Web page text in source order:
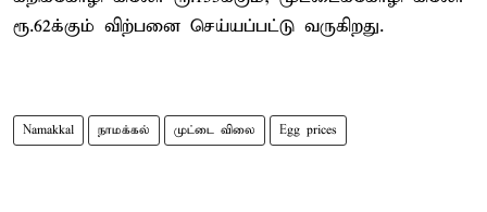
ரூ.62க்கும் விற்பனை செய்யப்பட்டு வருகிறது.
Namakkal நாமக்கல் முட்டை விலை Egg prices